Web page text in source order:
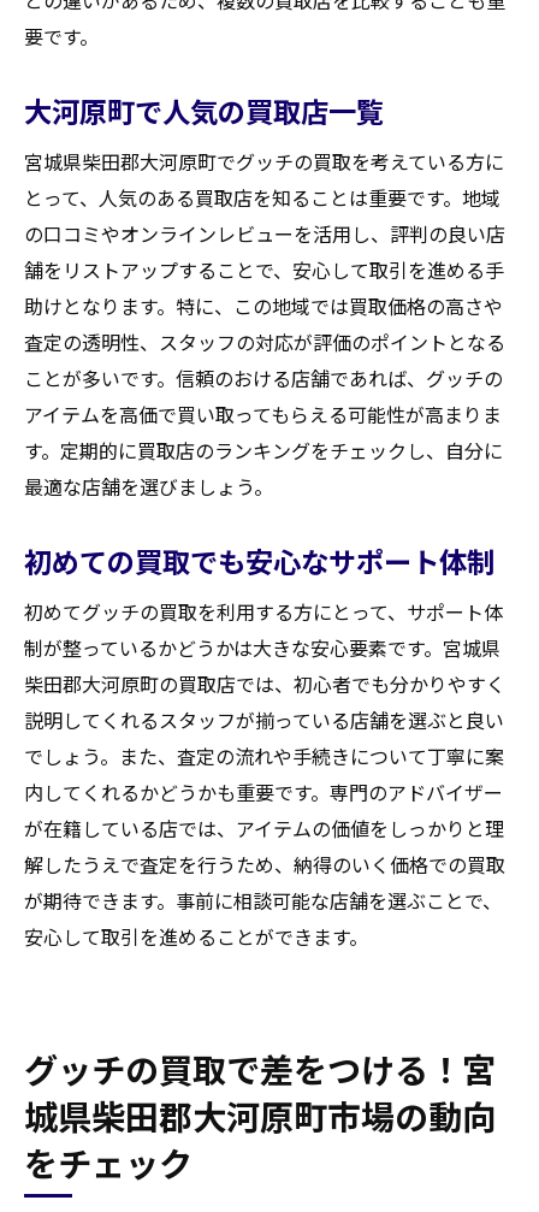
要です。
大河原町で人気の買取店一覧
宮城県柴田郡大河原町でグッチの買取を考えている方に
とって、人気のある買取店を知ることは重要です。地域
の口コミやオンラインレビューを活用し、評判の良い店
舗をリストアップすることで、安心して取引を進める手
助けとなります。特に、この地域では買取価格の高さや
査定の透明性、スタッフの対応が評価のポイントとなる
ことが多いです。信頼のおける店舗であれば、グッチの
アイテムを高価で買い取ってもらえる可能性が高まりま
す。定期的に買取店のランキングをチェックし、自分に
最適な店舗を選びましょう。
初めての買取でも安心なサポート体制
初めてグッチの買取を利用する方にとって、サポート体
制が整っているかどうかは大きな安心要素です。宮城県
柴田郡大河原町の買取店では、初心者でも分かりやすく
説明してくれるスタッフが揃っている店舗を選ぶと良い
でしょう。また、査定の流れや手続きについて丁寧に案
内してくれるかどうかも重要です。専門のアドバイザー
が在籍している店では、アイテムの価値をしっかりと理
解したうえで査定を行うため、納得のいく価格での買取
が期待できます。事前に相談可能な店舗を選ぶことで、
安心して取引を進めることができます。
グッチの買取で差をつける！宮
城県柴田郡大河原町市場の動向
をチェック